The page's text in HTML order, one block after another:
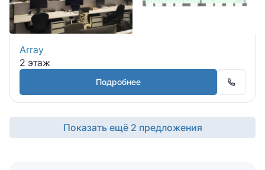
Array
2 этаж
Подробнее
Показать ещё 2 предложения